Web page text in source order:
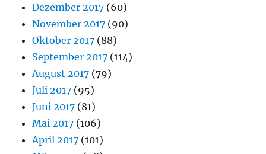
Dezember 2017 (60)
November 2017 (90)
Oktober 2017 (88)
September 2017 (114)
August 2017 (79)
Juli 2017 (95)
Juni 2017 (81)
Mai 2017 (106)
April 2017 (101)